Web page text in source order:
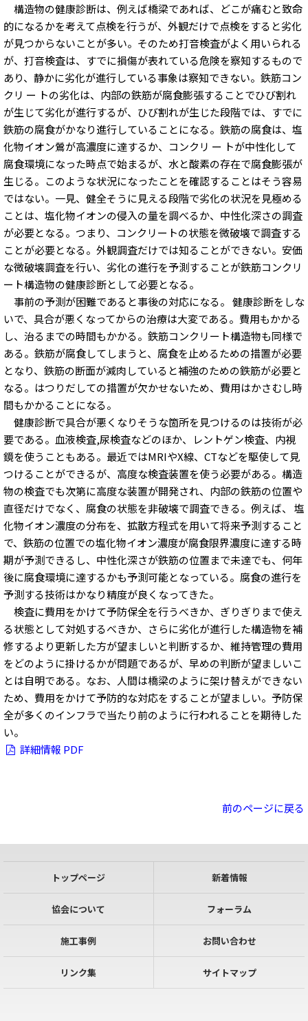
構造物の健康診断は、例えば橋梁であれば、どこが痛むと致命
的になるかを考えて点検を行うが、外観だけで点検をすると劣化
が見つからないことが多い。そのため打音検査がよく用いられる
が、打音検査は、すでに損傷が表れている危険を察知するもので
あり、静かに劣化が進行している事象は察知できない。鉄筋コン
クリ ー トの劣化は、内部の鉄筋が腐食膨張することでひび割れ
が生じて劣化が進行するが、ひび割れが生じた段階では、すでに
鉄筋の腐食がかなり進行していることになる。鉄筋の腐食は、塩
化物イオン鶯が高濃度に達するか、コンクリ ー トが中性化して
腐食環境になった時点で始まるが、水と酸素の存在で腐食膨張が
生じる。このような状況になったことを確認することはそう容易
ではない。一見、健全そうに見える段階で劣化の状況を見極める
ことは、塩化物イオンの侵入の量を調べるか、中性化深さの調査
が必要となる。つまり、コンクリートの状態を微破壊で調査する
ことが必要となる。外観調査だけでは知ることができない。安価
な微破壊調査を行い、劣化の進行を予測することが鉄筋コンクリ
ート構造物の健康診断として必要となる。
事前の予測が困難であると事後の対応になる。 健康診断をしな
いで、具合が悪くなってからの治療は大変である。費用もかかる
し、治るまでの時間もかかる。鉄筋コンクリート構造物も同様で
ある。鉄筋が腐食してしまうと、腐食を止めるための措置が必要
となり、鉄筋の断面が減肉していると補強のための鉄筋が必要と
なる。はつりだしての措置が欠かせないため、費用はかさむし時
間もかかることになる。
健康診断で具合が悪くなりそうな箇所を見つけるのは技術が必
要である。血液検査,尿検査などのほか、レントゲン検査、内視
鏡を使うこともある。最近ではMRIやX線、CTなどを駆使して見
つけることができるが、高度な検査装置を使う必要がある。構造
物の検査でも次第に高度な装置が開発され、内部の鉄筋の位置や
直径だけでなく、腐食の状態を非破壊で調査できる。例えば、 塩
化物イオン濃度の分布を、拡散方程式を用いて将来予測すること
で、鉄筋の位置での塩化物イオン濃度が腐食限界濃度に達する時
期が予測できるし、中性化深さが鉄筋の位置まで未達でも、何年
後に腐食環境に達するかも予測可能となっている。腐食の進行を
予測する技術はかなり精度が良くなってきた。
検査に費用をかけて予防保全を行うべきか、ぎりぎりまで使え
る状態として対処するべきか、さらに劣化が進行した構造物を補
修するより更新した方が望ましいと判断するか、維持管理の費用
をどのように掛けるかが問題であるが、早めの判断が望ましいこ
とは自明である。なお、人間は橋梁のように架け替えができない
ため、費用をかけて予防的な対応をすることが望ましい。予防保
全が多くのインフラで当たり前のように行われることを期待した
い。
詳細情報 PDF
前のページに戻る
トップページ 新着情報
協会について フォーラム
施工事例 お問い合わせ
リンク集 サイトマップ